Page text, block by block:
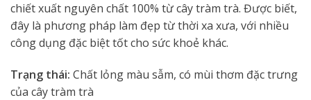
chiết xuất nguyên chất 100% từ cây tràm trà. Được biết,
đây là phương pháp làm đẹp từ thời xa xưa, với nhiều
công dụng đặc biệt tốt cho sức khoẻ khác.
Trạng thái: Chất lỏng màu sẫm, có mùi thơm đặc trưng
của cây tràm trà